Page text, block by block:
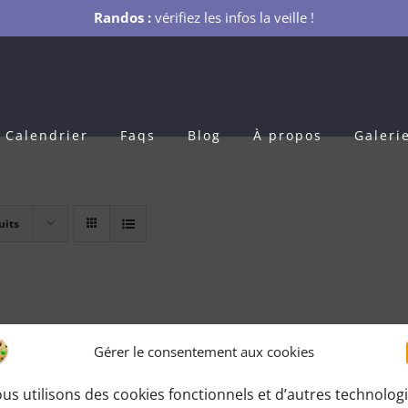
Randos : vérifiez les infos la veille !
Gérer le consentement aux cookies
utilisons des cookies fonctionnels et d’autres
Calendrier Faqs Blog À propos